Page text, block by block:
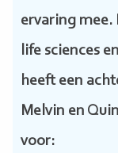
ervaring mee.
life sciences
heeft een
Melvin en
voor: